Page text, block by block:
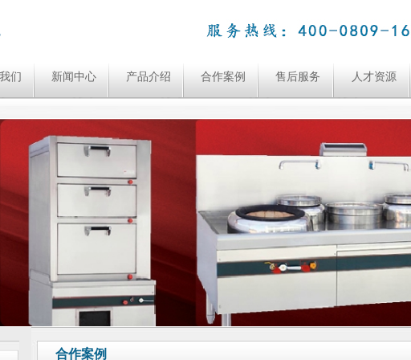
们 新闻中心 产品介绍 合作案例 售后服务 人才资源
合作案例